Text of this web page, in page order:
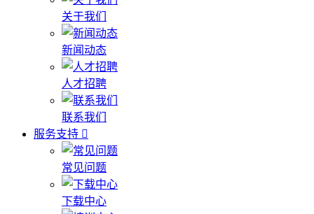
关于我们
新闻动态
人才招聘
联系我们
服务支持
常见问题
下载中心